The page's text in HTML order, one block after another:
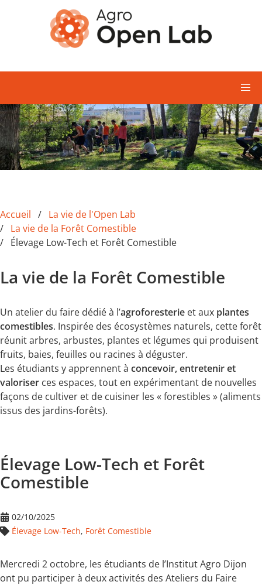
Aller au contenu principal
Accueil
La vie de l'Open Lab
La vie de la Forêt Comestible
Élevage Low-Tech et Forêt Comestible
La vie de la Forêt Comestible
Un atelier du faire dédié à l’agroforesterie et aux plantes
comestibles. Inspirée des écosystèmes naturels, cette forêt
réunit arbres, arbustes, plantes et légumes qui produisent
fruits, baies, feuilles ou racines à déguster.
Les étudiants y apprennent à concevoir, entretenir et
valoriser ces espaces, tout en expérimentant de nouvelles
façons de cultiver et de cuisiner les « forestibles » (aliments
issus des jardins-forêts).
Élevage Low-Tech et Forêt
Comestible
02/10/2025
Élevage Low-Tech, Forêt Comestible
Mercredi 2 octobre, les étudiants de l’Institut Agro Dijon
ont pu participer à deux activités des Ateliers du Faire